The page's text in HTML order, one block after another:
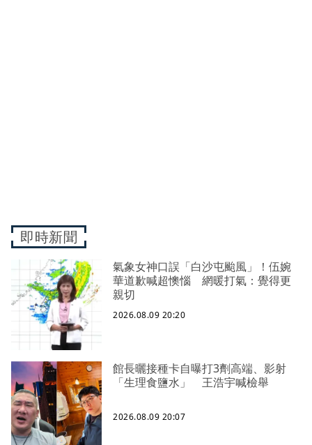
即時新聞
氣象女神口誤「白沙屯颱風」！伍婉
華道歉喊超懊惱 網暖打氣：覺得更
親切
2026.08.09 20:20
館長曬接種卡自曝打3劑高端、影射
「生理食鹽水」 王浩宇喊檢舉
2026.08.09 20:07